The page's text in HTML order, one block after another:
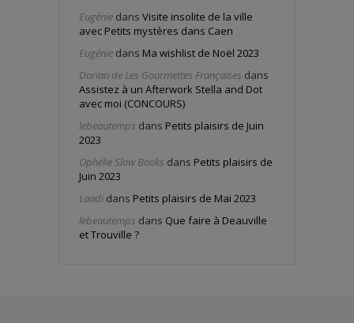
Eugénie dans Visite insolite de la ville
avec Petits mystères dans Caen
Eugénie dans Ma wishlist de Noël 2023
Dorian de Les Gourmettes Françaises dans
Assistez à un Afterwork Stella and Dot
avec moi (CONCOURS)
lebeautemps dans Petits plaisirs de Juin
2023
Ophélie Slow Books dans Petits plaisirs de
Juin 2023
Laadi dans Petits plaisirs de Mai 2023
lebeautemps dans Que faire à Deauville
et Trouville ?